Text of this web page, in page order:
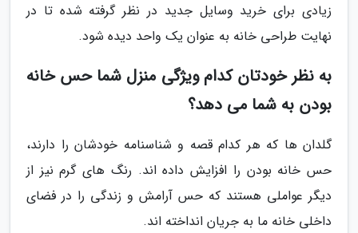
زیادی برای خرید وسایل جدید در نظر گرفته شده تا در
نهایت طراحی خانه به عنوان یک واحد دیده شود.
به نظر خودتان کدام ویژگی منزل شما حس خانه
بودن به شما می دهد؟
گلدان ها که هر کدام قصه و شناسنامه خودشان را دارند،
حس خانه بودن را افزایش داده اند. رنگ هاى گرم نیز از
دیگر عواملی هستند که حس آرامش و زندگی را در فضای
داخلی خانه ما به جریان انداخته اند.